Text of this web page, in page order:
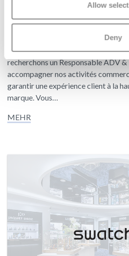
Allow
Deny
CDD BESANCON -
ADV ET EULOG H/F -
Dans le cadre d'un remplacement
recherchons un Responsable ADV
accompagner nos activités
garantir une expérience client à la
marque. Vous…
MEHR